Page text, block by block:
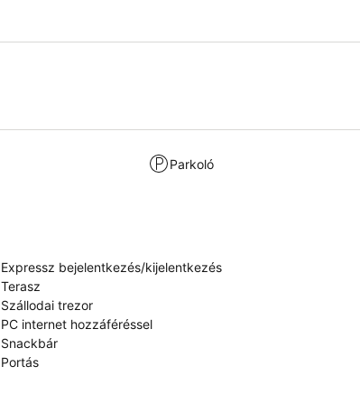
Parkoló
Expressz bejelentkezés/kijelentkezés
Terasz
Szállodai trezor
PC internet hozzáféréssel
Snackbár
Portás